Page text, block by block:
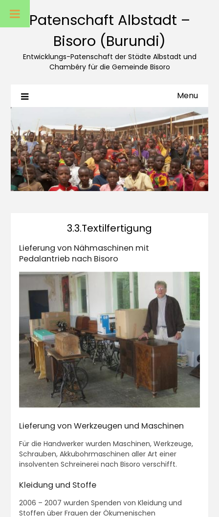
Patenschaft Albstadt –
Bisoro (Burundi)
Entwicklungs-Patenschaft der Städte Albstadt und
Chambéry für die Gemeinde Bisoro
Menu
3.3.Textilfertigung
Lieferung von Nähmaschinen mit
Pedalantrieb nach Bisoro
Lieferung von Werkzeugen und Maschinen
Für die Handwerker wurden Maschinen, Werkzeuge,
Schrauben, Akkubohrmaschinen aller Art einer
insolventen Schreinerei nach Bisoro verschifft.
Kleidung und Stoffe
2006 – 2007 wurden Spenden von Kleidung und
Stoffen über Frauen der Ökumenischen